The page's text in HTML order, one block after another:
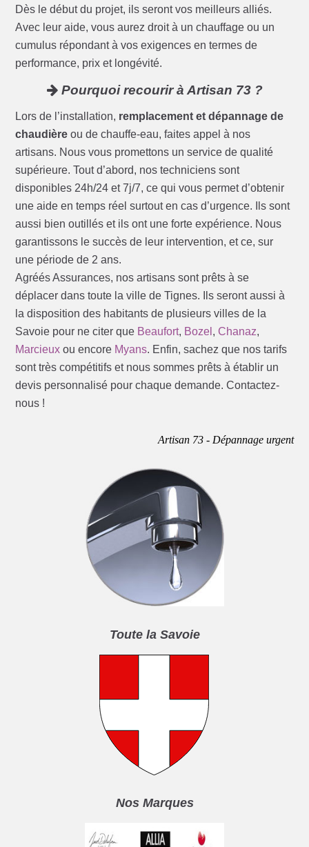
Dès le début du projet, ils seront vos meilleurs alliés.
Avec leur aide, vous aurez droit à un chauffage ou un
cumulus répondant à vos exigences en termes de
performance, prix et longévité.
Pourquoi recourir à Artisan 73 ?
Lors de l’installation, remplacement et dépannage de
chaudière ou de chauffe-eau, faites appel à nos
artisans. Nous vous promettons un service de qualité
supérieure. Tout d’abord, nos techniciens sont
disponibles 24h/24 et 7j/7, ce qui vous permet d’obtenir
une aide en temps réel surtout en cas d’urgence. Ils sont
aussi bien outillés et ils ont une forte expérience. Nous
garantissons le succès de leur intervention, et ce, sur
une période de 2 ans.
Agréés Assurances, nos artisans sont prêts à se
déplacer dans toute la ville de Tignes. Ils seront aussi à
la disposition des habitants de plusieurs villes de la
Savoie pour ne citer que Beaufort, Bozel ,Chanaz,
Marcieux ou encore Myans. Enfin, sachez que nos tarifs
sont très compétitifs et nous sommes prêts à établir un
devis personnalisé pour chaque demande. Contactez-
nous !
Artisan 73 - Dépannage urgent
Toute la Savoie
Nos Marques